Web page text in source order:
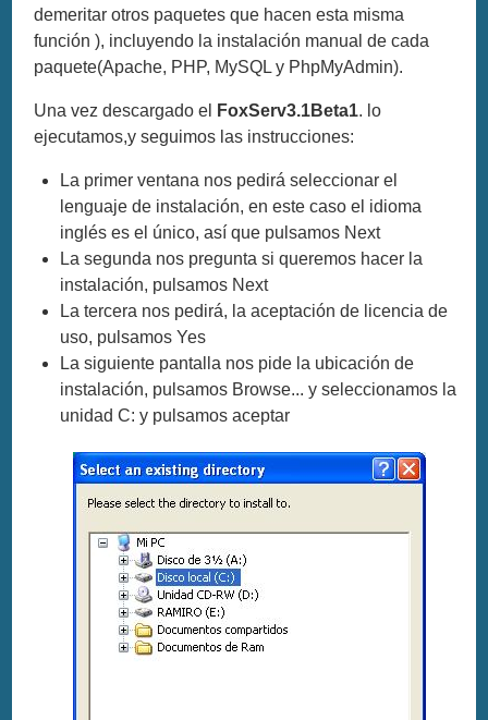
demeritar otros paquetes que hacen esta misma
función ), incluyendo la instalación manual de cada
paquete(Apache, PHP, MySQL y PhpMyAdmin).
Una vez descargado el FoxServ3.1Beta1. lo
ejecutamos,y seguimos las instrucciones:
La primer ventana nos pedirá seleccionar el
lenguaje de instalación, en este caso el idioma
inglés es el único, así que pulsamos Next
La segunda nos pregunta si queremos hacer la
instalación, pulsamos Next
La tercera nos pedirá, la aceptación de licencia de
uso, pulsamos Yes
La siguiente pantalla nos pide la ubicación de
instalación, pulsamos Browse... y seleccionamos la
unidad C: y pulsamos aceptar